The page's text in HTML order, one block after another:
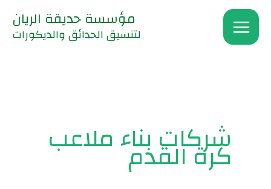
تخطي
المحتوى
مؤسسة حديقة الريان
لتنسيق الحدائق والديكورات
شركات بناء ملاعب
كرة القدم